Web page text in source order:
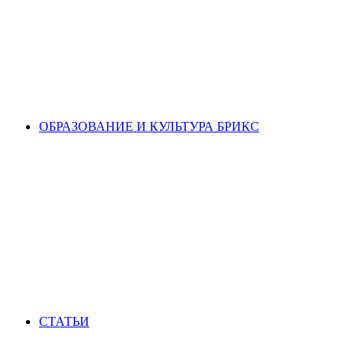
ОБРАЗОВАНИЕ И КУЛЬТУРА БРИКС
СТАТЬИ